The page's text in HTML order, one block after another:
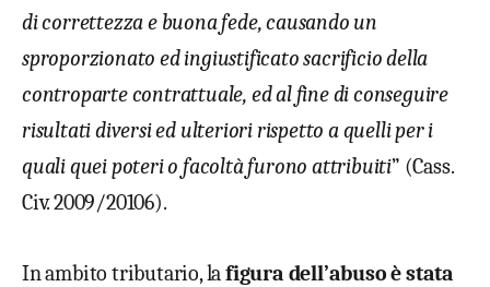
di correttezza e buona fede, causando un
sproporzionato ed ingiustificato sacrificio della
controparte contrattuale, ed al fine di conseguire
risultati diversi ed ulteriori rispetto a quelli per i
quali quei poteri o facoltà furono attribuiti” (Cass.
Civ. 2009/20106).
In ambito tributario, lafigura dell’abuso è stata